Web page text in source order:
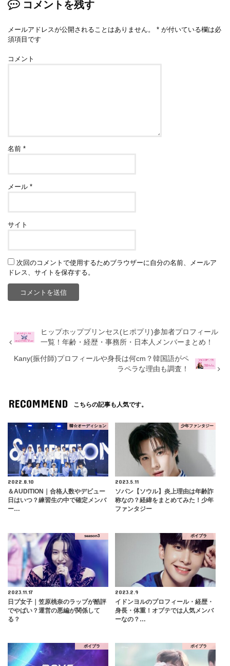
コメントを残す
メールアドレスが公開されることはありません。 * が付いている欄は必
須項目です
コメント
名前*
メール*
サイト
次回のコメントで使用するためブラウザーに自分の名前、メールア
ドレス、サイトを保存する。
ヒップホッププリンセス(ヒポプリ)参加者プロフィール
一覧！年齢・経歴・事務所・日本人メンバーまとめ！
Kany(振付師)プロフィールや身長は何cm？韓国語がペ
ラペラな理由も調査！
RECOMMEND こちらの記事も人気です。
韓☆オーディション
2022.8.10
＆AUDITION｜合格人数やデビュー
日はいつ？練習生の中で確定メンバ
ー…
少年ファンタジー
2023.5.11
ソパン【ソウル】炎上理由は年齢詐
称なの？経緯をまとめてみた！少年
ファンタジー
season3
2023.11.17
日プ女子｜笠原桃奈のラップが酷評
でやばい？運営の悪編が関係して
る？
ボイプラ
2023.2.9
イドンヨルのプロフィール・経歴・
身長・体重！オプテでは人気メンバ
ーなの？…
ボイプラ ボイプラ